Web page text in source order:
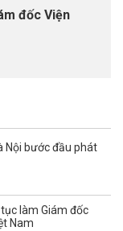
đốc Viện
Nội bước đầu phát
làm Giám đốc
Nam